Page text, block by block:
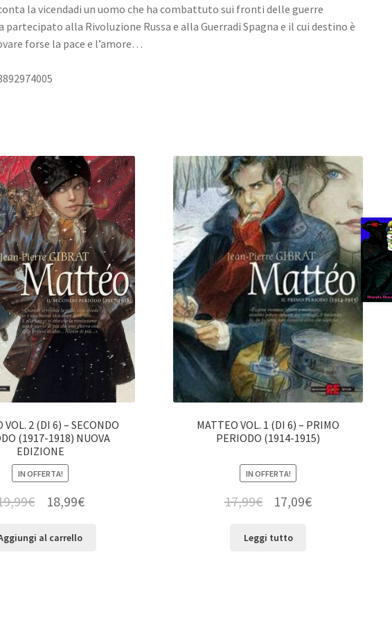
la vicendadi un uomo che ha combattuto sui fronti delle guerre
partecipato alla Rivoluzione Russa e alla Guerradi Spagna e il cui destino è
forse la pace e l’amore…
VOL. 2 (DI 6) – SECONDO
(1917-1918) NUOVA
EDIZIONE
IN OFFERTA!
€ 18,99€
al carrello
MATTEO VOL. 1 (DI 6) – PRIMO
PERIODO (1914-1915)
IN OFFERTA!
17,99€ 17,09€
Leggi tutto